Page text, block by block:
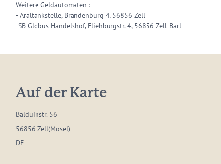
Weitere Geldautomaten :
- Araltankstelle, Brandenburg 4, 56856 Zell
-SB Globus Handelshof, Fliehburgstr. 4, 56856 Zell-Barl
Auf der Karte
Balduinstr. 56
56856 Zell(Mosel)
DE